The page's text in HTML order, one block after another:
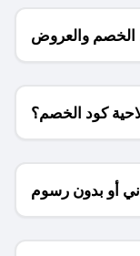
والعروض
للمتاجر؟
كود الخصم؟
أو بدون رسوم
الشحن ؟